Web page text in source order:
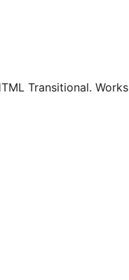
Transitional. Works